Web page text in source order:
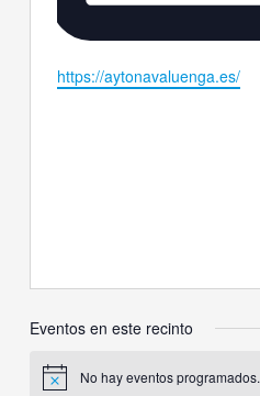
Website
https://aytonavaluenga.es/
Eventos en este recinto
Aviso No hay eventos programados.